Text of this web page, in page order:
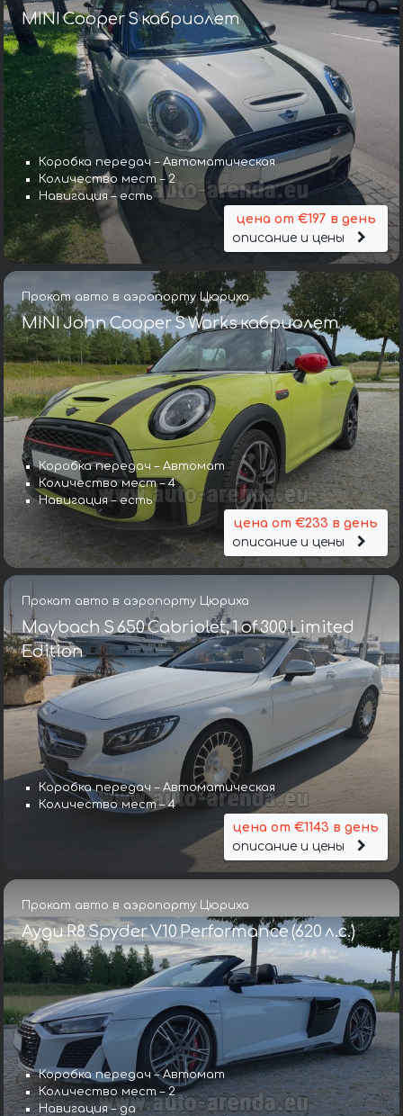
MINI Cooper S кабриолет
Коробка передач – Автоматическая
Количество мест – 2
Навигация – есть
цена от €197 в день
описание и цены
Прокат авто в аэропорту Цюриха
MINI John Cooper S Works кабриолет
Коробка передач – Автомат
Количество мест – 4
Навигация – есть
цена от €233 в день
описание и цены
Прокат авто в аэропорту Цюриха
Maybach S 650 Cabriolet, 1 of 300 Limited
Edition
Коробка передач – Автоматическая
Количество мест – 4
цена от €1143 в день
описание и цены
Прокат авто в аэропорту Цюриха
Ауди R8 Spyder V10 Performance (620 л.с.)
Коробка передач – Автомат
Количество мест – 2
Навигация – да